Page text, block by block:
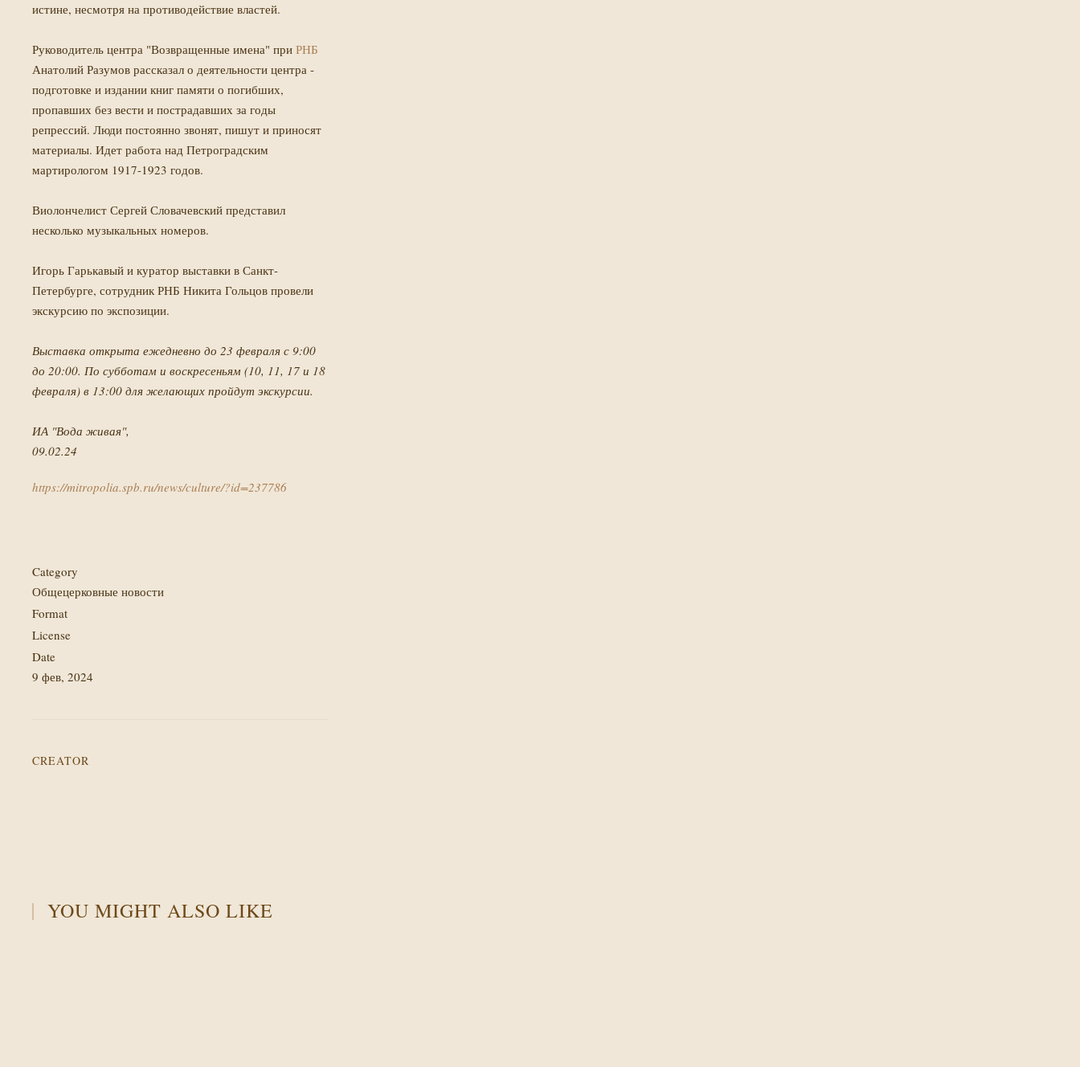
истине, несмотря на противодействие властей.
Руководитель центра "Возвращенные имена" при РНБ
Анатолий Разумов рассказал о деятельности центра -
подготовке и издании книг памяти о погибших,
пропавших без вести и пострадавших за годы
репрессий. Люди постоянно звонят, пишут и приносят
материалы. Идет работа над Петроградским
мартирологом 1917-1923 годов.
Виолончелист Сергей Словачевский представил
несколько музыкальных номеров.
Игорь Гарькавый и куратор выставки в Санкт-
Петербурге, сотрудник РНБ Никита Гольцов провели
экскурсию по экспозиции.
Выставка открыта ежедневно до 23 февраля с 9:00
до 20:00. По субботам и воскресеньям (10, 11, 17 и 18
февраля) в 13:00 для желающих пройдут экскурсии.
ИА "Вода живая",
09.02.24
https://mitropolia.spb.ru/news/culture/?id=237786
Category
Общецерковные новости
Format
License
Date
9 фев, 2024
CREATOR
YOU MIGHT ALSO LIKE